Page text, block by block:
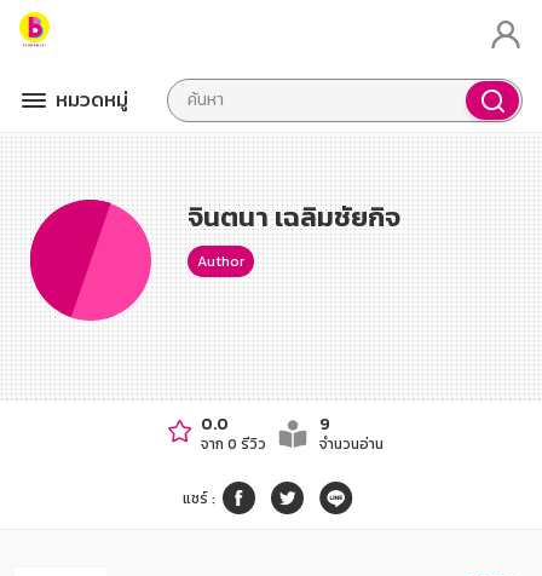
หมวดหมู่
จินตนา เฉลิมชัยกิจ
Author
0.0
จาก 0 รีวิว
9
จำนวนอ่าน
แชร์: